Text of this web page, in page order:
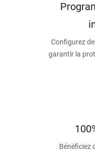
Configurez
garantir la
Bénéficiez